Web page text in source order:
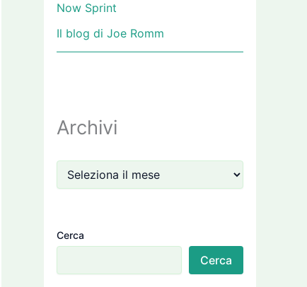
Now Sprint
Il blog di Joe Romm
Archivi
Cerca
Cerca